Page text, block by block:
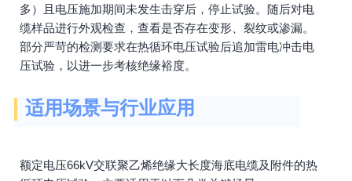
多）且电压施加期间未发生击穿后，停止试验。随后对电
缆样品进行外观检查，查看是否存在变形、裂纹或渗漏。
部分严苛的检测要求在热循环电压试验后追加雷电冲击电
压试验，以进一步考核绝缘裕度。
适用场景与行业应用
额定电压66kV交联聚乙烯绝缘大长度海底电缆及附件的热